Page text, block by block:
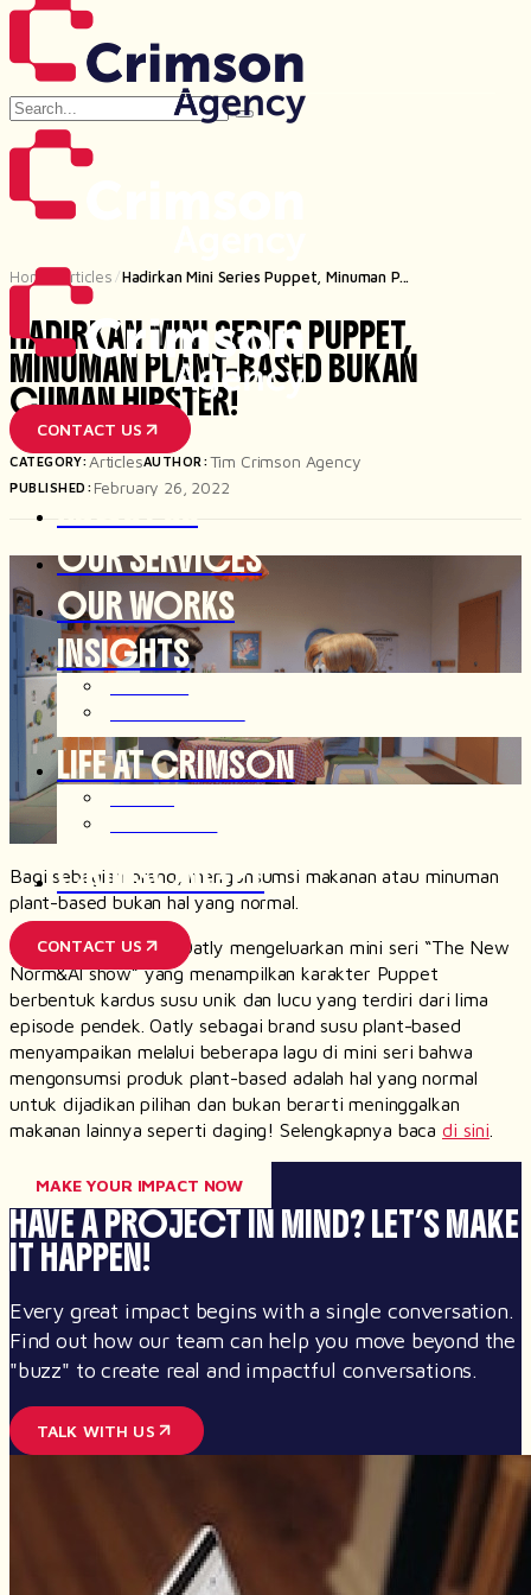
CONTACT US
ABOUT US
OUR SERVICES
OUR WORKS
INSIGHTS
LIFE AT CRIMSON
CRIMSONGPT
CONTACT US
Search
Home Articles /Hadirkan Mini Series Puppet, Minuman P...
HADIRKAN MINI SERIES PUPPET,
MINUMAN PLANT-BASED BUKAN
CUMAN HIPSTER!
CATEGORY: ArticlesAUTHOR:Tim Crimson Agency
PUBLISHED: February 26, 2022
Bagi sebagian orang, mengonsumsi makanan atau minuman
plant-based bukan hal yang normal.
Situasi ini membuat Oatly mengeluarkan mini seri “The New
Norm&Al show” yang menampilkan karakter Puppet
berbentuk kardus susu unik dan lucu yang terdiri dari lima
episode pendek. Oatly sebagai brand susu plant-based
menyampaikan melalui beberapa lagu di mini seri bahwa
mengonsumsi produk plant-based adalah hal yang normal
untuk dijadikan pilihan dan bukan berarti meninggalkan
makanan lainnya seperti daging! Selengkapnya baca di sini
MAKE YOUR IMPACT NOW
HAVE A PROJECT IN MIND?LET’S MAKE
IT HAPPEN!
Every great impact begins with a single conversation.
Find out how our team can help you move beyond the
"buzz" to create real and impactful conversations.
TALK WITH US